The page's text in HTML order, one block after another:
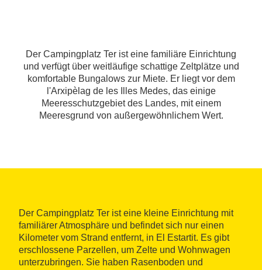
Der Campingplatz Ter ist eine familiäre Einrichtung
und verfügt über weitläufige schattige Zeltplätze und
komfortable Bungalows zur Miete. Er liegt vor dem
l'Arxipèlag de les Illes Medes, das einige
Meeresschutzgebiet des Landes, mit einem
Meeresgrund von außergewöhnlichem Wert.
Der Campingplatz Ter ist eine kleine Einrichtung mit
familiärer Atmosphäre und befindet sich nur einen
Kilometer vom Strand entfernt, in El Estartit. Es gibt
erschlossene Parzellen, um Zelte und Wohnwagen
unterzubringen. Sie haben Rasenboden und